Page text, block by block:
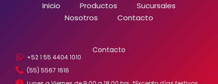
Inicio
Productos
Sucursales
Nosotros
Contacto
Contacto
+52 1 55 4404 1010
(55) 5567 1616